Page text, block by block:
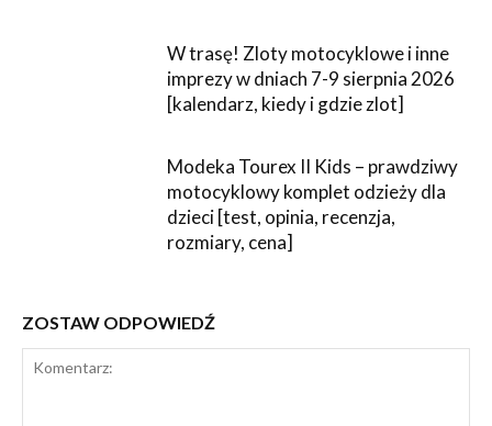
W trasę! Zloty motocyklowe i inne
imprezy w dniach 7-9 sierpnia 2026
[kalendarz, kiedy i gdzie zlot]
Modeka Tourex II Kids – prawdziwy
motocyklowy komplet odzieży dla
dzieci [test, opinia, recenzja,
rozmiary, cena]
ZOSTAW ODPOWIEDŹ